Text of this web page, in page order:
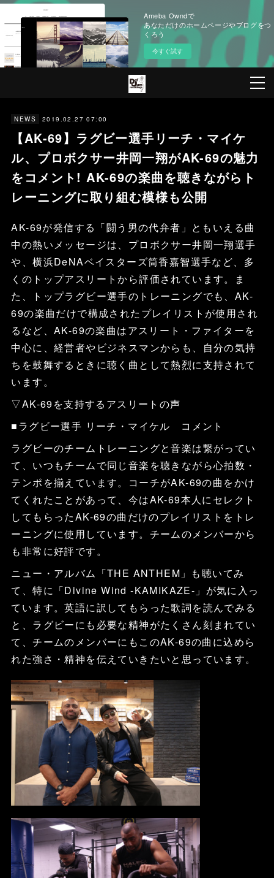
Ameba Owndで
あなただけのホームページやブログをつ
くろう
今すぐ試す
NEWS 2019.02.27 07:00
【AK-69】ラグビー選手リーチ・マイケ
ル、プロボクサー井岡一翔がAK-69の魅力
をコメント! AK-69の楽曲を聴きながらト
レーニングに取り組む模様も公開
AK-69が発信する「闘う男の代弁者」ともいえる曲
中の熱いメッセージは、プロボクサー井岡一翔選手
や、横浜DeNAベイスターズ筒香嘉智選手など、多
くのトップアスリートから評価されています。ま
た、トップラグビー選手のトレーニングでも、AK-
69の楽曲だけで構成されたプレイリストが使用され
るなど、AK-69の楽曲はアスリート・ファイターを
中心に、経営者やビジネスマンからも、自分の気持
ちを鼓舞するときに聴く曲として熱烈に支持されて
います。
▽AK-69を支持するアスリートの声
■ラグビー選手 リーチ・マイケル コメント
ラグビーのチームトレーニングと音楽は繋がってい
て、いつもチームで同じ音楽を聴きながら心拍数・
テンポを揃えています。コーチがAK-69の曲をかけ
てくれたことがあって、今はAK-69本人にセレクト
してもらったAK-69の曲だけのプレイリストをトレ
ーニングに使用しています。チームのメンバーから
も非常に好評です。
ニュー・アルバム「THE ANTHEM」も聴いてみ
て、特に「Divine Wind -KAMIKAZE-」が気に入っ
ています。英語に訳してもらった歌詞を読んでみる
と、ラグビーにも必要な精神がたくさん刻まれてい
て、チームのメンバーにもこのAK-69の曲に込めら
れた強さ・精神を伝えていきたいと思っています。